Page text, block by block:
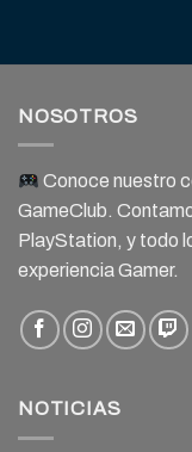
NOSOTROS
Conoce nuestro
GameClub.
PlayStation, y todo
experiencia Gamer.
NOTICIAS